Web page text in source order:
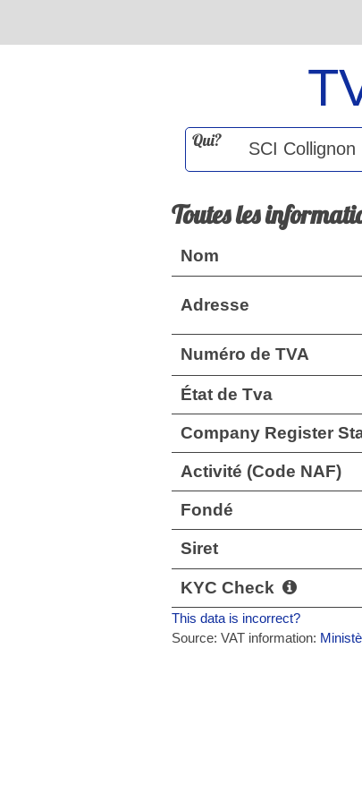
Qui?
Toutes les
Nom
Adresse
Numéro de TVA
État de Tva
Company Register
Activité (Code NAF)
Fondé
Siret
KYC Check
This data is incorrect?
Source: VAT information: